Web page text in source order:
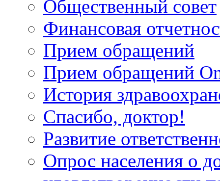
Общественный совет
Финансовая
Прием обращений
Прием обращений
История
Спасибо, доктор!
Развитие
Опрос населения о